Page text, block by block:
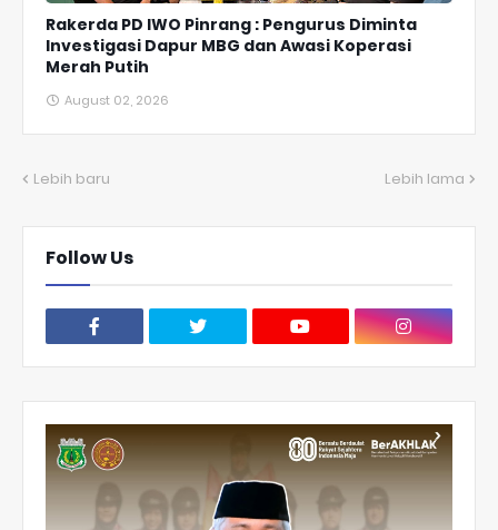
Rakerda PD IWO Pinrang : Pengurus Diminta
Investigasi Dapur MBG dan Awasi Koperasi
Merah Putih
August 02, 2026
Lebih baru Lebih lama
Follow Us